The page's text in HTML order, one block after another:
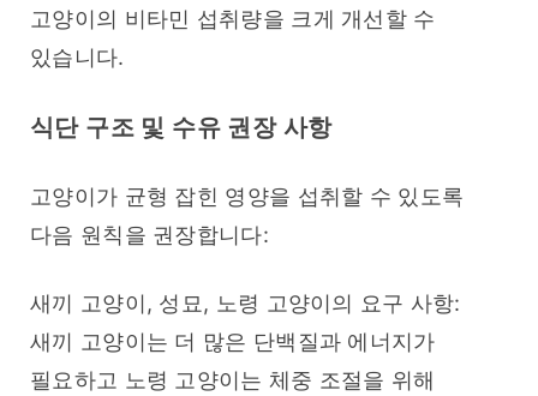
고양이의 비타민 섭취량을 크게 개선할 수
있습니다.
식단 구조 및 수유 권장 사항
고양이가 균형 잡힌 영양을 섭취할 수 있도록
다음 원칙을 권장합니다:
새끼 고양이, 성묘, 노령 고양이의 요구 사항:
새끼 고양이는 더 많은 단백질과 에너지가
필요하고 노령 고양이는 체중 조절을 위해